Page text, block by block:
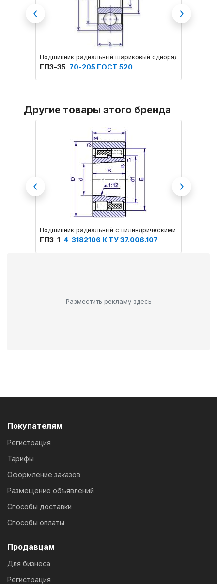
Подшипник радиальный шариковый однорядный
ГПЗ-35 70-205 ГОСТ 520
Previous Next
Другие товары этого бренда
Подшипник радиальный с цилиндрическими роликами
ГПЗ-1 4-3182106 К ТУ 37.006.107
Previous Next
Разместить рекламу здесь
Покупателям
Регистрация
Тарифы
Оформление заказов
Размещение объявлений
Способы доставки
Способы оплаты
Продавцам
Для бизнеса
Регистрация